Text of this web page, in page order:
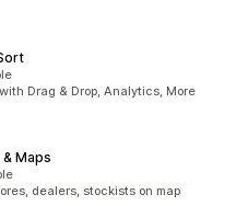
Drag & Drop, Analytics, More
Maps
dealers, stockists on map